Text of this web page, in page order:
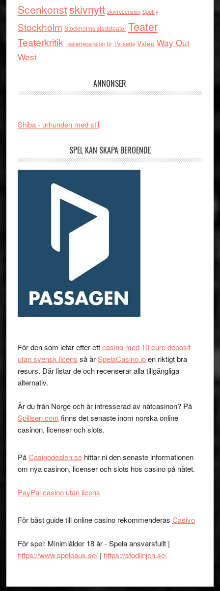
Scenkonstskivnytt skivrecension Spotify
Stockholm Stockholms stadsteater Teater
Teaterkritik Teaterrecension tv TV-serie Video Way Out
West
ANNONSER
Shiba - urhunden med stil
SPEL KAN SKAPA BEROENDE
För den som letar efter ettcasino med 10 euro deposit
utan svensk licens så ärSpelaCasino.ioen riktigt bra
resurs. Där listar de och recenserar alla tillgängliga
alternativ.
Är du från Norge och är intresserad av nätcasinon? På
Spillsen.com finns det senaste inom norska online
casinon, licenser och slots.
PåCasinodealen.sehittar ni den senaste informationen
om nya casinon, licenser och slots hos casino på nätet.
PayPal casino utan licens
För bäst guide till online casino rekommenderas Casivo
För spel: Minimiålder 18 år - Spela ansvarsfullt |
https://www.spelpaus.se/| https://stodlinjen.se/